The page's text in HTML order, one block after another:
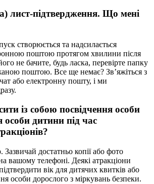
лист-підтвердження. Що мені
створюється та надсилається
поштою протягом хвилини після
не бачите, будь ласка, перевірте папку
поштою. Все ще немає? Зв’яжіться з
або електронну пошту, і ми
із собою посвідчення особи
особи дитини під час
достатньо копії або фото
вашому телефоні. Деякі атракціони
вік для дитячих квитків або
особи дорослого з міркувань безпеки.